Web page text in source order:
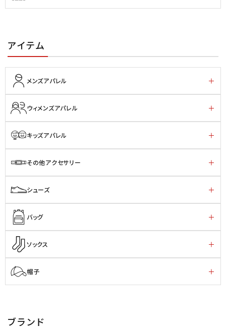
アイテム
メンズアパレル
ウィメンズアパレル
キッズアパレル
その他アクセサリー
シューズ
バッグ
ソックス
帽子
ブランド